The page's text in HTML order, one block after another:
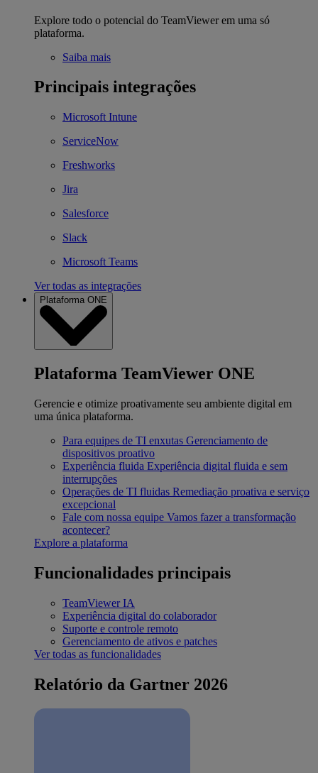
Explore todo o potencial do TeamViewer em uma só
plataforma.
Saiba mais
Principais integrações
Microsoft Intune
ServiceNow
Freshworks
Jira
Salesforce
Slack
Microsoft Teams
Ver todas as integrações
Plataforma ONE
Plataforma TeamViewer ONE
Gerencie e otimize proativamente seu ambiente digital em
uma única plataforma.
Para equipes de TI enxutas Gerenciamento de
dispositivos proativo
Experiência fluida Experiência digital fluida e sem
interrupções
Operações de TI fluidas Remediação proativa e serviço
excepcional
Fale com nossa equipe Vamos fazer a transformação
acontecer?
Explore a plataforma
Funcionalidades principais
TeamViewer IA
Experiência digital do colaborador
Suporte e controle remoto
Gerenciamento de ativos e patches
Ver todas as funcionalidades
Relatório da Gartner 2026